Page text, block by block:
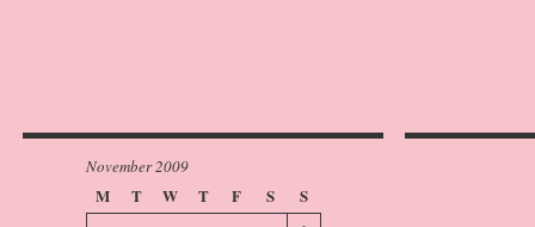
November 2009
M T W T F S
S